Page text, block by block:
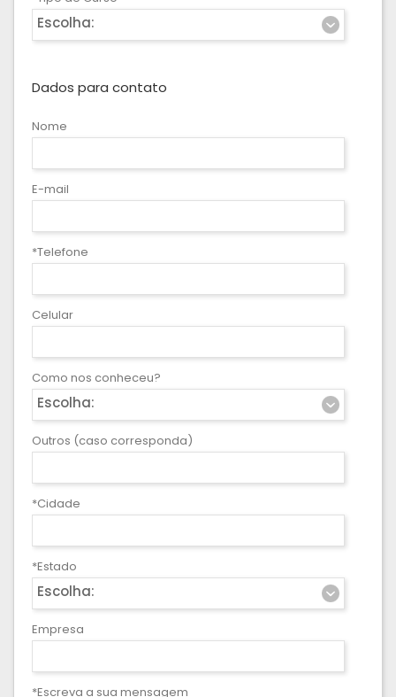
Escolha:
Dados para contato
Nome
E-mail
*Telefone
Celular
Como nos conheceu?
Escolha:
Outros (caso corresponda)
*Cidade
*Estado
Escolha:
Empresa
*Escreva a sua mensagem